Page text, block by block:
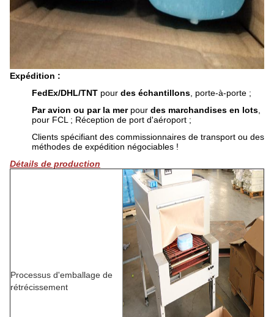
Expédition :
FedEx/DHL/TNT pour des échantillons , porte-à-porte ;
Par avion ou par la merpour des marchandises en lots
pour FCL ; Réception de port d'aéroport ;
Clients spécifiant des commissionnaires de transport ou des
méthodes de expédition négociables !
Détails de production
Processus d'emballage de
rétrécissement